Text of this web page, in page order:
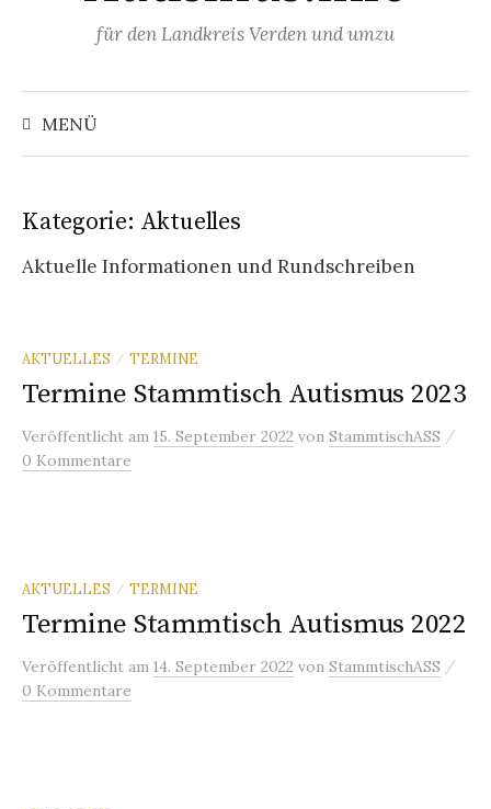
für den Landkreis Verden und umzu
MENÜ
Suchen
Kategorie: Aktuelles
Aktuelle Informationen und Rundschreiben
AKTUELLES / TERMINE
Termine Stammtisch Autismus 2023
Veröffentlicht am 15. September 2022 von StammtischASS /
0 Kommentare
AKTUELLES / TERMINE
Termine Stammtisch Autismus 2022
Veröffentlicht am 14. September 2022 von StammtischASS /
0 Kommentare